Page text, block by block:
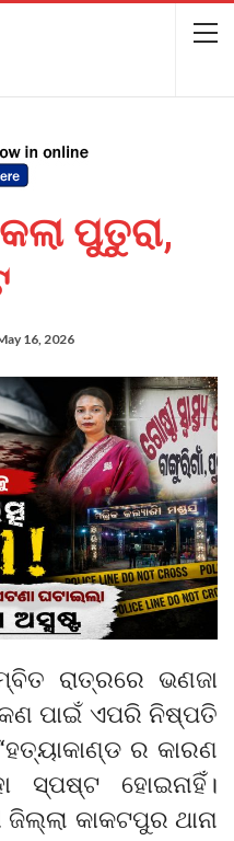
ପୁତୁରା,
16, 2026
ରାତ୍ରରେ ଭଣଜା
କଣ ପାଇଁ ଏପରି ନିଷ୍ପତି
ର କାରଣ
ସ୍ପଷ୍ଟ ହୋଇନାହିଁ।
କାକଟପୁର ଥାନା